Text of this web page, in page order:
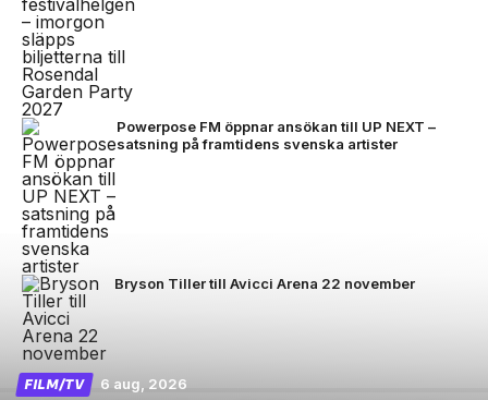
Powerpose FM öppnar ansökan till UP NEXT –
satsning på framtidens svenska artister
Bryson Tiller till Avicci Arena 22 november
FILM/TV 6 aug, 2026